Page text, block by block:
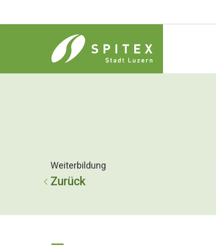
Weiterbildung
Zurück